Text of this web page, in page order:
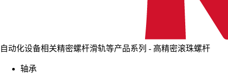
自动化设备相关精密螺杆滑轨等产品系列 - 高精密滚珠螺杆
轴承